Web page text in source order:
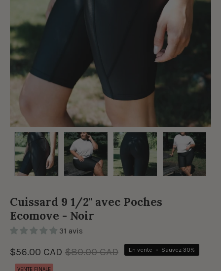
Cuissard 9 1/2" avec Poches
Ecomove - Noir
31 avis
$56.00 CAD $80.00 CAD En vente • Sauvez 30%
VENTE FINALE